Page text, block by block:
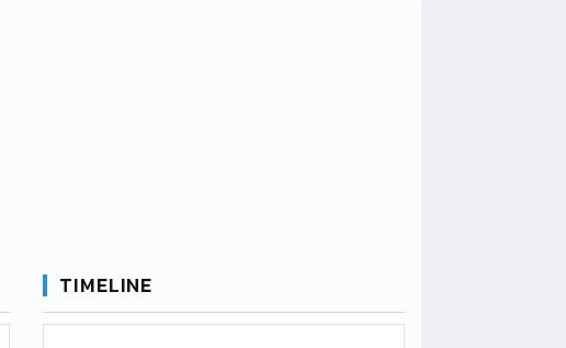
TIMELINE